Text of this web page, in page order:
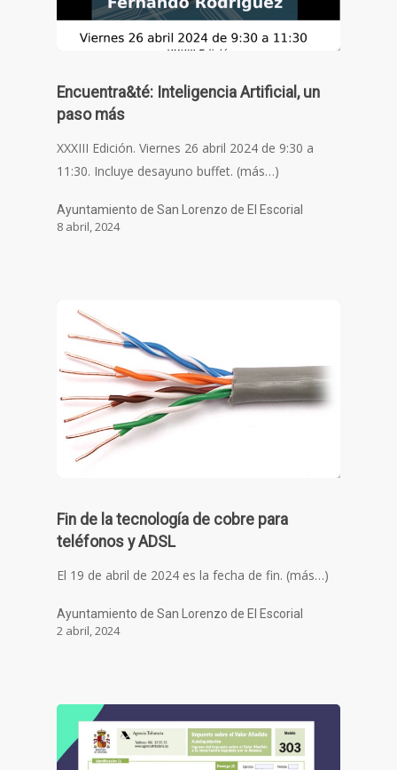
Encuentra&té: Inteligencia Artificial, un
paso más
XXXIII Edición. Viernes 26 abril 2024 de 9:30 a
11:30. Incluye desayuno buffet. (más…)
Ayuntamiento de San Lorenzo de El Escorial
8 abril, 2024
Fin de la tecnología de cobre para
teléfonos y ADSL
El 19 de abril de 2024 es la fecha de fin. (más…)
Ayuntamiento de San Lorenzo de El Escorial
2 abril, 2024